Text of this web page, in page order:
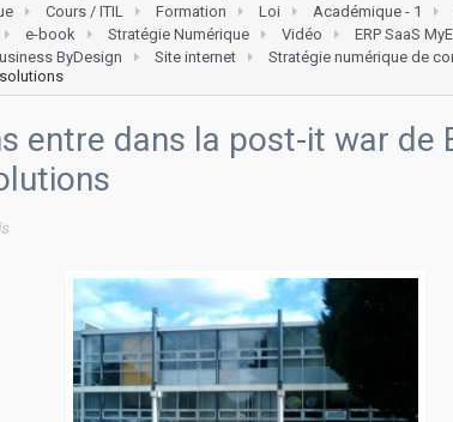
Cours / ITIL Formation Loi Académique - 1
e-book Stratégie Numérique Vidéo ERP SaaS
ByDesign Site internet Stratégie numérique de
entre dans la post-it war de